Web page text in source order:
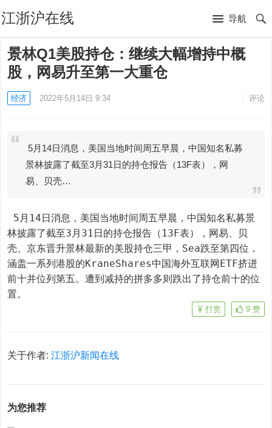
江浙沪在线 导航
景林Q1美股持仓：继续大幅增持中概
股，网易升至第一大重仓
经济 2022年5月14日 9:34 评论
5月14日消息，美国当地时间周五早晨，中国知名私募
景林披露了截至3月31日的持仓报告（13F表），网
易、贝壳…
5月14日消息，美国当地时间周五早晨，中国知名私募景
林披露了截至3月31日的持仓报告（13F表），网易、贝
壳、京东晋升景林最新的美股持仓三甲，Sea跌至第四位，
涵盖一系列港股的KraneShares中国海外互联网ETF挤进
前十并位列第五。遭到减持的拼多多则跌出了持仓前十的位
置。
9 赞
打赏
关于作者:江浙沪新闻在线
为您推荐